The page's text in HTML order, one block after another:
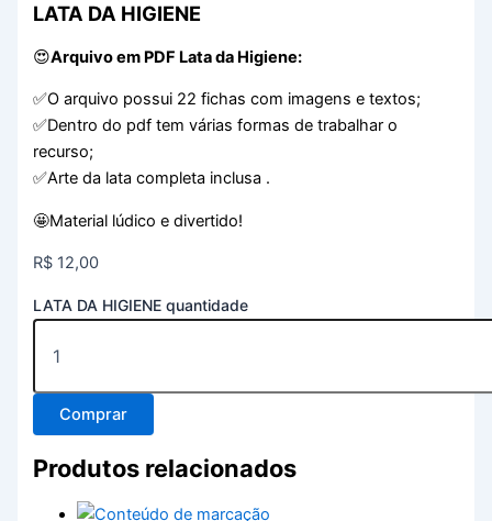
LATA DA HIGIENE
😍Arquivo em PDF Lata da Higiene:
✅O arquivo possui 22 fichas com imagens e textos;
✅Dentro do pdf tem várias formas de trabalhar o
recurso;
✅Arte da lata completa inclusa .
🤩Material lúdico e divertido!
R$ 12,00
LATA DA HIGIENE quantidade
Comprar
Produtos relacionados